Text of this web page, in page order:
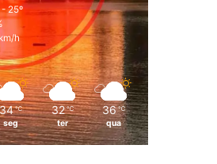
- 25º
h
34 ℃
seg
32 ℃
ter
36 ℃
qua